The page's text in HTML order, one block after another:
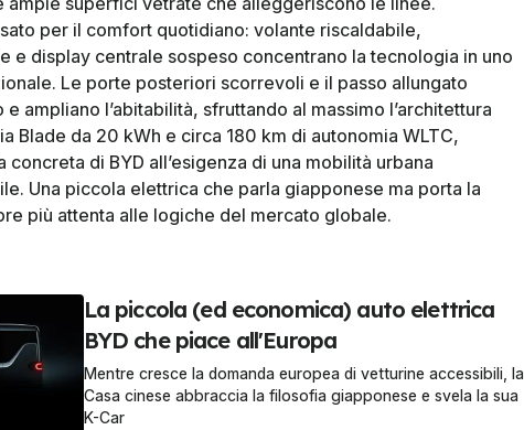
per il comfort quotidiano: volante riscaldabile,
e display centrale sospeso concentrano la tecnologia in uno
Le porte posteriori scorrevoli e il passo allungato
e ampliano l’abitabilità, sfruttando al massimo l’architettura
Blade da 20 kWh e circa 180 km di autonomia WLTC,
concreta di BYD all’esigenza di una mobilità urbana
Una piccola elettrica che parla giapponese ma porta la
più attenta alle logiche del mercato globale.
La piccola (ed economica) auto elettrica
BYD che piace all'Europa
Mentre cresce la domanda europea di vetturine accessibili, la
Casa cinese abbraccia la filosofia giapponese e svela la sua
K-Car